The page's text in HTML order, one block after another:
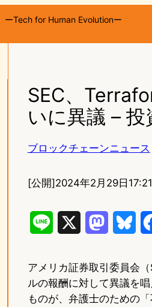
ーTech for Human Evolutionー
SEC、
いに異議 –
ブロックチェーンニュース
[公開]2024年2月29日17:21
n
e
s
t
u
e
アメリカ証券取引委員会
ルの報酬に対して異議を
ものが、弁護士のための